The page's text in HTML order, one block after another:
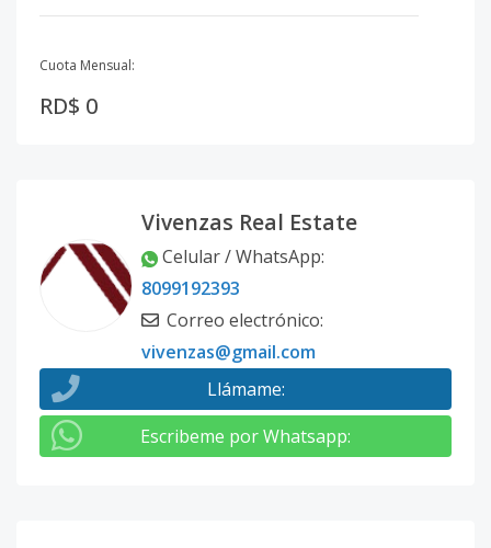
Cuota Mensual:
RD$ 0
Vivenzas Real Estate
Celular / WhatsApp:
8099192393
Correo electrónico:
vivenzas@gmail.com
Llámame:
Escribeme por Whatsapp: